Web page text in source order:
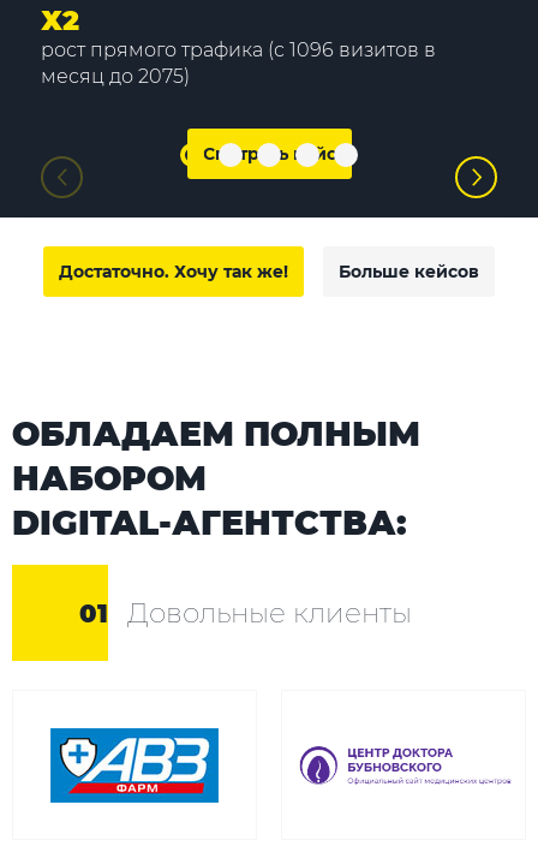
Х2
рост прямого трафика (с 1096 визитов в
месяц до 2075)
Смотреть кейс
Достаточно. Хочу так же! Больше кейсов
ОБЛАДАЕМ ПОЛНЫМ
НАБОРОМ
DIGITAL-АГЕНТСТВА:
01 Довольные клиенты